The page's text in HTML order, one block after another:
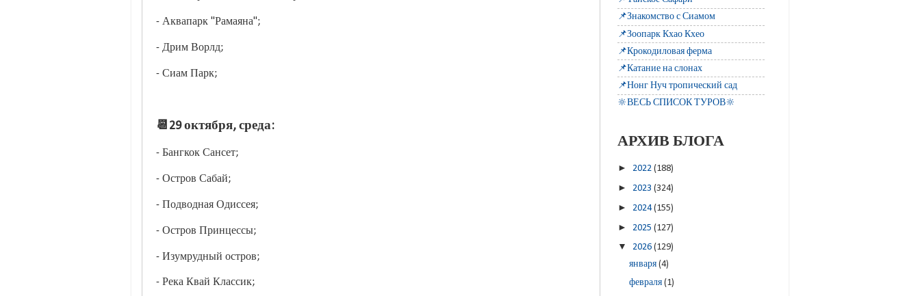
- Аквапарк "Рамаяна";
- Дрим Ворлд;
- Сиам Парк;
📆29 октября, среда:
- Бангкок Сансет;
- Остров Сабай;
- Подводная Одиссея;
- Остров Принцессы;
- Изумрудный остров;
- Река Квай Классик;
📌Знакомство с Сиамом
📌Зоопарк Кхао Кхео
📌Крокодиловая ферма
📌Катание на слонах
📌Нонг Нуч тропический сад
🔆ВЕСЬ СПИСОК ТУРОВ🔆
АРХИВ БЛОГА
► 2022 (188)
► 2023 (324)
► 2024(155)
► 2025 (127)
▼ 2026 (129)
января(4)
февраля(1)